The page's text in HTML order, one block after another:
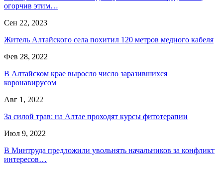
огорчив этим…
Сен 22, 2023
Житель Алтайского села похитил 120 метров медного кабеля
Фев 28, 2022
В Алтайском крае выросло число заразившихся
коронавирусом
Авг 1, 2022
За силой трав: на Алтае проходят курсы фитотерапии
Июл 9, 2022
В Минтруда предложили увольнять начальников за конфликт
интересов…